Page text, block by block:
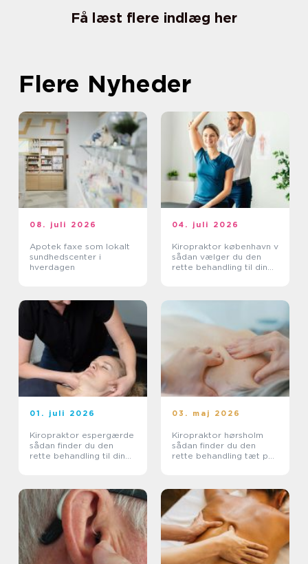
Få læst flere indlæg her
Flere Nyheder
08. juli 2026
Apotek faxe som lokalt
sundhedscenter i
hverdagen
04. juli 2026
Kiropraktor københavn v
sådan vælger du den
rette behandling til dine
01. juli 2026
Kiropraktor espergærde
sådan finder du den
rette behandling til dine
03. maj 2026
Kiropraktor hørsholm
sådan finder du den
rette behandling tæt på